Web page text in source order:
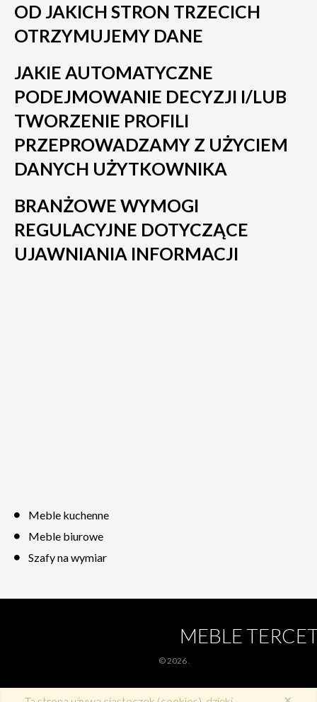
OD JAKICH STRON TRZECICH
OTRZYMUJEMY DANE
JAKIE AUTOMATYCZNE
PODEJMOWANIE DECYZJI I/LUB
TWORZENIE PROFILI
PRZEPROWADZAMY Z UŻYCIEM
DANYCH UŻYTKOWNIKA
BRANŻOWE WYMOGI
REGULACYJNE DOTYCZĄCE
UJAWNIANIA INFORMACJI
Meble kuchenne
Meble biurowe
Szafy na wymiar
MEBLE
© 2026.